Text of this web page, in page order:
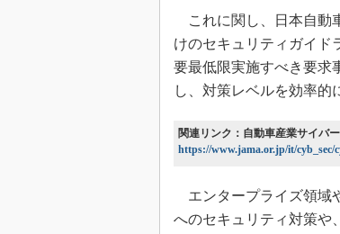
これに関し、日本自動
けのセキュリティガイド
要最低限実施すべき要求
し、対策レベルを効率的
関連リンク：自動車産業サイバ
https://www.jama.or.jp/it/cyb_sec/
エンタープライズ領域
へのセキュリティ対策や